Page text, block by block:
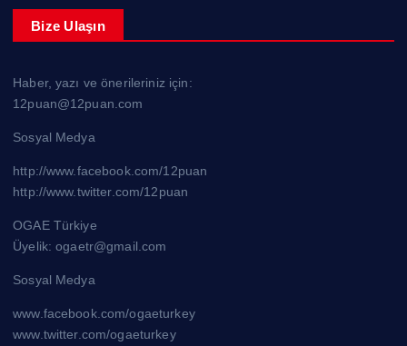
Bize Ulaşın
Haber, yazı ve önerileriniz için:
12puan@12puan.com
Sosyal Medya
http://www.facebook.com/12puan
http://www.twitter.com/12puan
OGAE Türkiye
Üyelik: ogaetr@gmail.com
Sosyal Medya
www.facebook.com/ogaeturkey
www.twitter.com/ogaeturkey